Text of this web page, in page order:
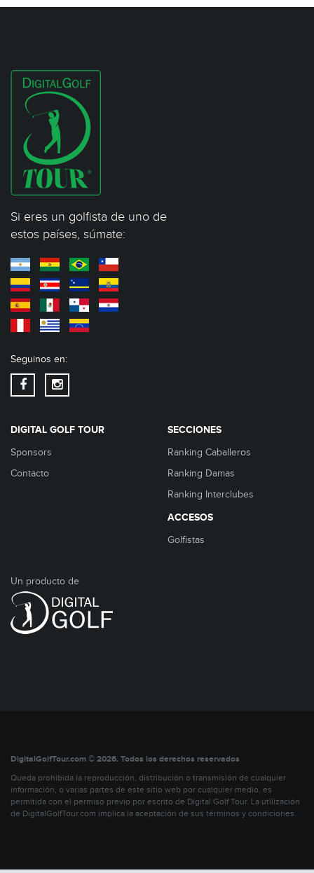
Si eres un golfista de uno de
estos países, súmate:
Seguinos en:
DIGITAL GOLF TOUR
Sponsors
Contacto
SECCIONES
Ranking Caballeros
Ranking Damas
Ranking Interclubes
ACCESOS
Golfistas
Un producto de
DigitalGolfTour.com © 2026. Todos los derechos reservados
Queda prohibida la reproducción, distribución o transmisión de cualquier
información, o varias partes de este sitio web por cualquier medio, es
permitida con el permiso previo por escrito de Digital Golf Tour. La utilización
de DigitalGolfTour.com implica la aceptación de sus términos y condiciones.